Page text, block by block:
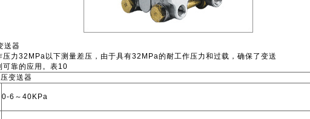
送器
32MPa以下测量差压，由于具有32MPa的耐工作压力和过载，确保了变送
靠的应用。表10
变送器
0-6～40KPa